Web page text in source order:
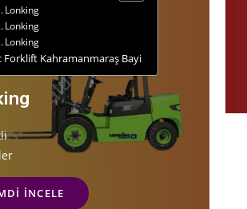
Lonking
Lonking
Lonking
Forklift Kahramanmaraş Bayi
İNCELE